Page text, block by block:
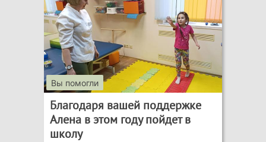
Вы помогли
Благодаря вашей поддержке
Алена в этом году пойдет в
школу